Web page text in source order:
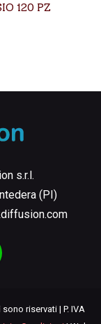
120 PZ
s.r.l.
(PI)
riservati | P. IVA